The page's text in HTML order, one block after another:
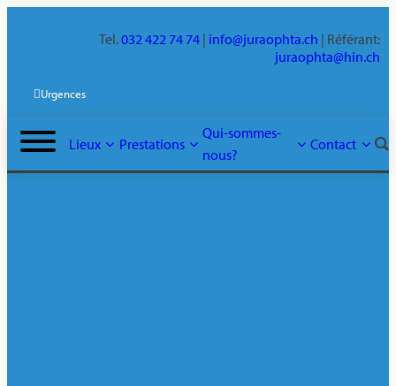
Tel.032 422 74 74 | info@juraophta.ch | Référant:
juraophta@hin.ch
Urgences
Lieux Prestations
Qui-sommes-
nous?
Contact